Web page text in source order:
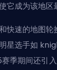
它成为该地区
快速的地图
星选手如
季期间还引